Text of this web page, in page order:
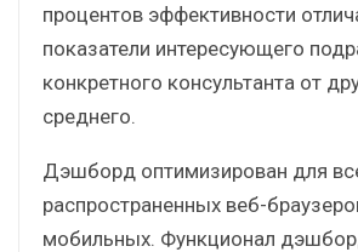
процентов эффективности
показатели интересующего
конкретного консультанта от
среднего.
Дэшборд оптимизирован для
распространенных веб-
мобильных. Функционал